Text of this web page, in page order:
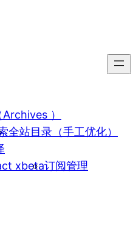
）
全站目录（手工优化）
xbeta订阅管理